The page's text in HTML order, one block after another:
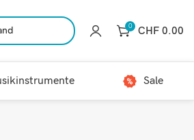
0 CHF 0.00
Sale